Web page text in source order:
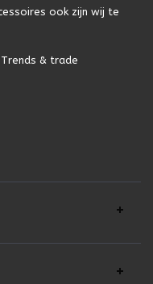
ook zijn wij te
& trade